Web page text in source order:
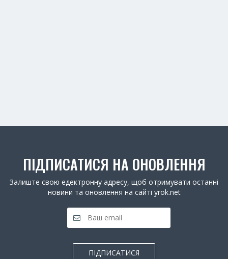
ПІДПИСАТИСЯ НА ОНОВЛЕННЯ
Залиште свою едектронну адресу, щоб отримувати останні
новини та оновлення на сайті yrok.net
ПІДПИСАТИСЯ